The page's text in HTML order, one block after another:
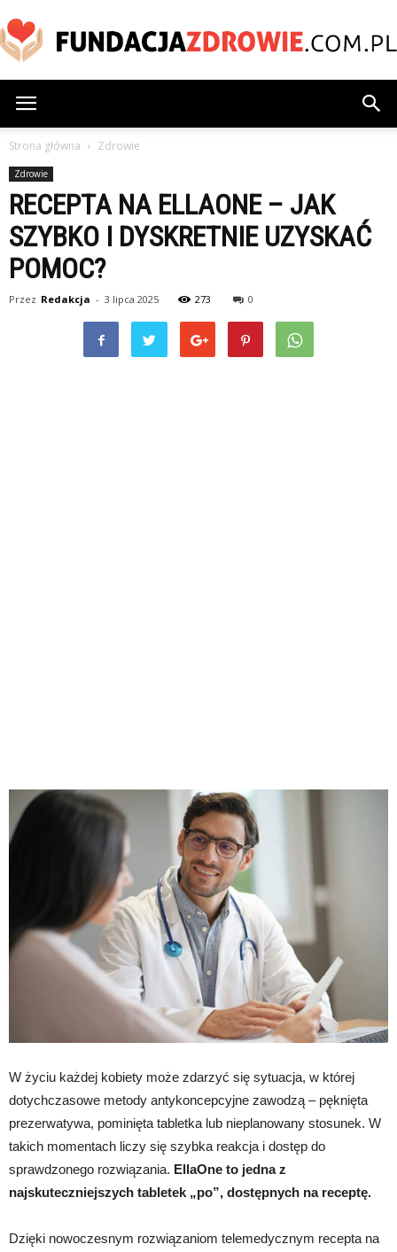
Strona główna Zdrowie
Zdrowie
RECEPTA NA ELLAONE – JAK
SZYBKO I DYSKRETNIE UZYSKAĆ
POMOC?
Przez Redakcja - 3 lipca 2025 273 0
W życiu każdej kobiety może zdarzyć się sytuacja, w której
dotychczasowe metody antykoncepcyjne zawodzą – pęknięta
prezerwatywa, pominięta tabletka lub nieplanowany stosunek. W
takich momentach liczy się szybka reakcja i dostęp do
sprawdzonego rozwiązania. EllaOne to jedna z
najskuteczniejszych tabletek „po”, dostępnych na receptę.
Dzięki nowoczesnym rozwiązaniom telemedycznym recepta na